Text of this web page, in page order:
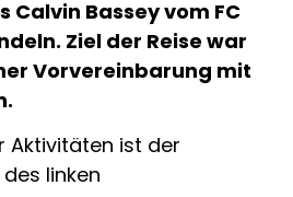
Bassey vom FC
Ziel der Reise war
Vorvereinbarung mit
Aktivitäten ist der
linken